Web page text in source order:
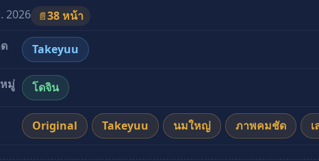
2026 📄38 หน้า
Takeyuu
มู่ โดจิน
Original Takeyuu นมใหญ่ ภาพคมชัด